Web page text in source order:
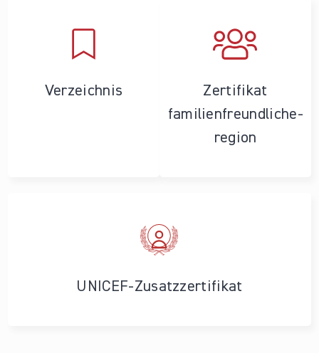
Verzeichnis
Zertifikat
familienfreundliche­
region
UNICEF-Zusatzzertifikat